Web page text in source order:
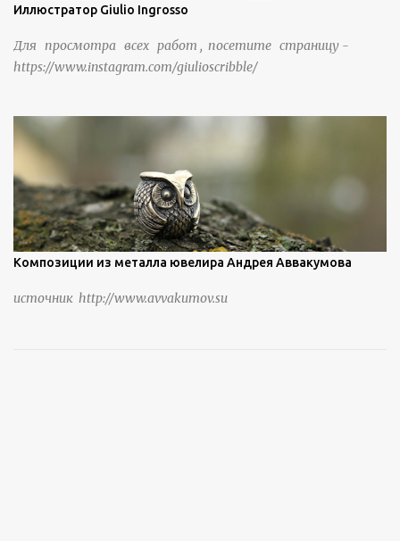
Иллюстратор Giulio Ingrosso
Для просмотра всех работ , посетите страницу -
https://www.instagram.com/giulioscribble/
Композиции из металла ювелира Андрея Аввакумова
источник http://www.avvakumov.su